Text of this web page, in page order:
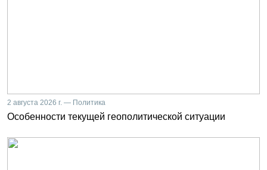
2 августа 2026 г. — Политика
Особенности текущей геополитической ситуации